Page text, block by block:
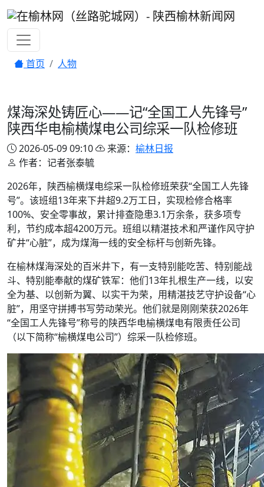
首页 人物
煤海深处铸匠心——记“全国工人先锋号”
陕西华电榆横煤电公司综采一队检修班
2026-05-09 09:10 来源： 榆林日报
作者：记者张泰毓
2026年，陕西榆横煤电综采一队检修班荣获“全国工人先锋
号”。该班组13年来下井超9.2万工日，实现检修合格率
100%、安全零事故，累计排查隐患3.1万余条，获多项专
利，节约成本超4200万元。班组以精湛技术和严谨作风守护
矿井“心脏”，成为煤海一线的安全标杆与创新先锋。
在榆林煤海深处的百米井下，有一支特别能吃苦、特别能战
斗、特别能奉献的煤矿铁军：他们13年扎根生产一线，以安
全为基、以创新为翼、以实干为荣，用精湛技艺守护设备“心
脏”，用坚守拼搏书写劳动荣光。他们就是刚刚荣获2026年
“全国工人先锋号”称号的陕西华电榆横煤电有限责任公司
（以下简称“榆横煤电公司”）综采一队检修班。